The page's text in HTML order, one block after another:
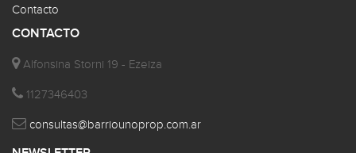
Contacto
CONTACTO
Alfonsina Storni 19 - Ezeiza
1127346403
consultas@barriounoprop.com.ar